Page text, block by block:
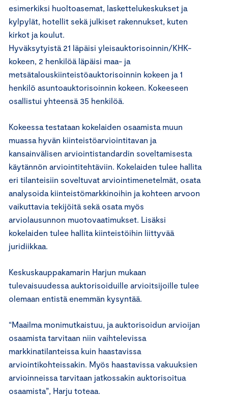
esimerkiksi huoltoasemat, laskettelukeskukset ja
kylpylät, hotellit sekä julkiset rakennukset, kuten
kirkot ja koulut.
Hyväksytyistä 21 läpäisi yleisauktorisoinnin/KHK-
kokeen, 2 henkilöä läpäisi maa- ja
metsätalouskiinteistöauktorisoinnin kokeen ja 1
henkilö asuntoauktorisoinnin kokeen. Kokeeseen
osallistui yhteensä 35 henkilöä.
Kokeessa testataan kokelaiden osaamista muun
muassa hyvän kiinteistöarviointitavan ja
kansainvälisen arviointistandardin soveltamisesta
käytännön arviointitehtäviin. Kokelaiden tulee hallita
eri tilanteisiin soveltuvat arviointimenetelmät, osata
analysoida kiinteistömarkkinoihin ja kohteen arvoon
vaikuttavia tekijöitä sekä osata myös
arviolausunnon muotovaatimukset. Lisäksi
kokelaiden tulee hallita kiinteistöihin liittyvää
juridiikkaa.
Keskuskauppakamarin Harjun mukaan
tulevaisuudessa auktorisoiduille arvioitsijoille tulee
olemaan entistä enemmän kysyntää.
“Maailma monimutkaistuu, ja auktorisoidun arvioijan
osaamista tarvitaan niin vaihtelevissa
markkinatilanteissa kuin haastavissa
arviointikohteissakin. Myös haastavissa vakuuksien
arvioinneissa tarvitaan jatkossakin auktorisoitua
osaamista”, Harju toteaa.